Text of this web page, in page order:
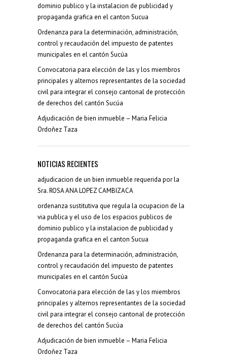
dominio publico y la instalacion de publicidad y
propaganda grafica en el canton Sucua
Ordenanza para la determinación, administración,
control y recaudación del impuesto de patentes
municipales en el cantón Sucúa
Convocatoria para elección de las y los miembros
principales y alternos representantes de la sociedad
civil para integrar el consejo cantonal de protección
de derechos del cantón Sucúa
Adjudicación de bien inmueble – Maria Felicia
Ordoñez Taza
NOTICIAS RECIENTES
adjudicacion de un bien inmueble requerida por la
Sra. ROSA ANA LOPEZ CAMBIZACA
ordenanza sustitutiva que regula la ocupacion de la
via publica y el uso de los espacios publicos de
dominio publico y la instalacion de publicidad y
propaganda grafica en el canton Sucua
Ordenanza para la determinación, administración,
control y recaudación del impuesto de patentes
municipales en el cantón Sucúa
Convocatoria para elección de las y los miembros
principales y alternos representantes de la sociedad
civil para integrar el consejo cantonal de protección
de derechos del cantón Sucúa
Adjudicación de bien inmueble – Maria Felicia
Ordoñez Taza